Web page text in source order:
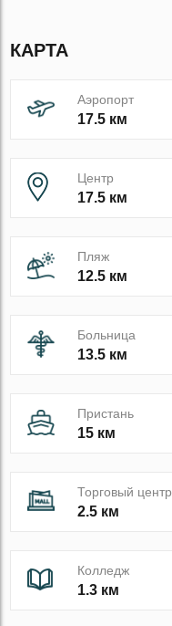
КАРТА
Аэропорт
17.5 км
Центр
17.5 км
Пляж
12.5 км
Больница
13.5 км
Пристань
15 км
Торговый центр
2.5 км
Колледж
1.3 км